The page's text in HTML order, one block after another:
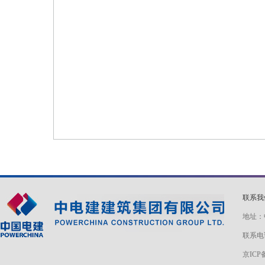
联系
地址
联系电
京ICP